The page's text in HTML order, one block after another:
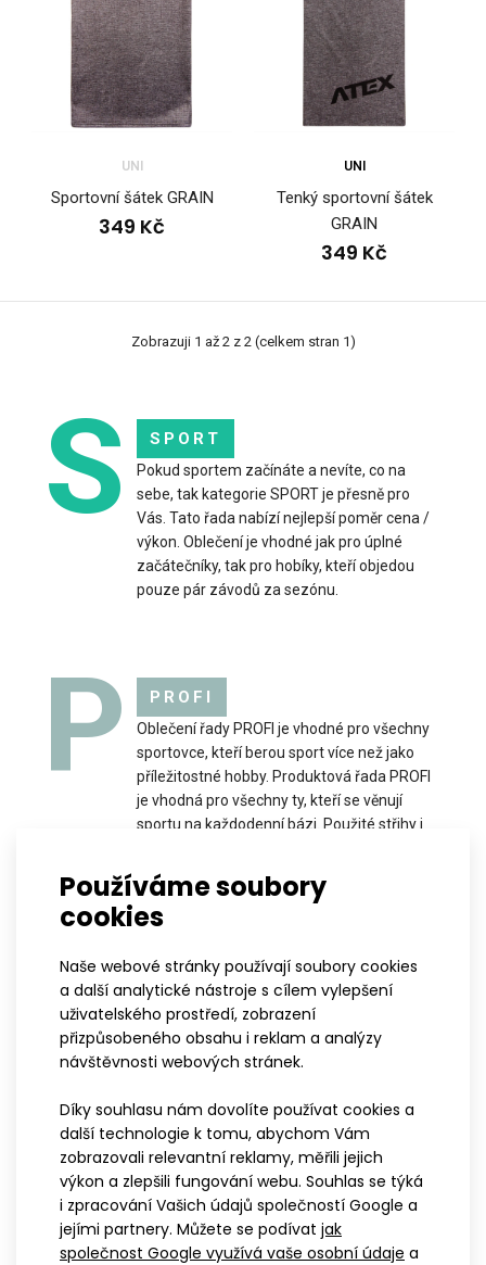
Používáme soubory
cookies
Naše webové stránky používají soubory cookies
a další analytické nástroje s cílem vylepšení
uživatelského prostředí, zobrazení
přizpůsobeného obsahu i reklam a analýzy
návštěvnosti webových stránek.
Díky souhlasu nám dovolíte používat cookies a
další technologie k tomu, abychom Vám
zobrazovali relevantní reklamy, měřili jejich
výkon a zlepšili fungování webu. Souhlas se týká
i zpracování Vašich údajů společností Google a
jejími partnery. Můžete se podívat jak
společnost Google využívá vaše osobní údaje a
Univerzální sportovní šátek nabízející mnoho způsobů nošení.
Jedná se o teplejší verzi našeho univer..
Tenký sportovní šátek GRAIN
349 Kč
Univerzální bezešvý sportovní šátek nabízející mnoho
způsobů nošení. Vyrábí se v jedné univerzální v..
UNI
Sportovní šátek GRAIN
349 Kč
UNI
Tenký sportovní šátek
GRAIN
349 Kč
Zobrazuji 1 až 2 z 2 (celkem stran 1)
S SPORT
Pokud sportem začínáte a nevíte, co na
sebe, tak kategorie SPORT je přesně pro
Vás. Tato řada nabízí nejlepší poměr cena /
výkon. Oblečení je vhodné jak pro úplné
začátečníky, tak pro hobíky, kteří objedou
pouze pár závodů za sezónu.
P PROFI
Oblečení řady PROFI je vhodné pro všechny
sportovce, kteří berou sport více než jako
příležitostné hobby. Produktová řada PROFI
je vhodná pro všechny ty, kteří se věnují
sportu na každodenní bázi. Použité střihy i
nejlepších výsledků, a to při zachování
maximálního komfortu nošení.
E ELITE
Řada ELITE je určená profesionálním
sportovcům, pro které je nejvyšší prioritou
nižšího komfortu či odolnosti oblečení.
Střihy řady ELITE vyvíjíme ve spolupráci s
nejlepšími českými sportovci, proto jsou
vyladěné do posledního detailu. U oblečení
najdete řadu funkčních prvků jako jsou
nejmodernější materiály s kompresními
prvky či kombinaci šitých a lepených švů.